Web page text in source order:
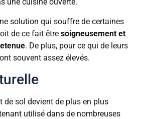
solution qui souffre de certaines
de ce fait être soigneusement et
. De plus, pour ce qui de leurs
souvent assez élevés.
de sol devient de plus en plus
utilisé dans de nombreuses